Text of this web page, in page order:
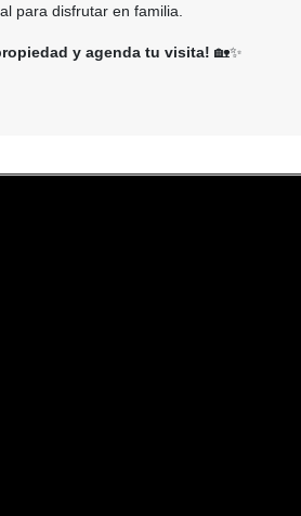
para disfrutar en familia.
y agenda tu visita! 🏡✨